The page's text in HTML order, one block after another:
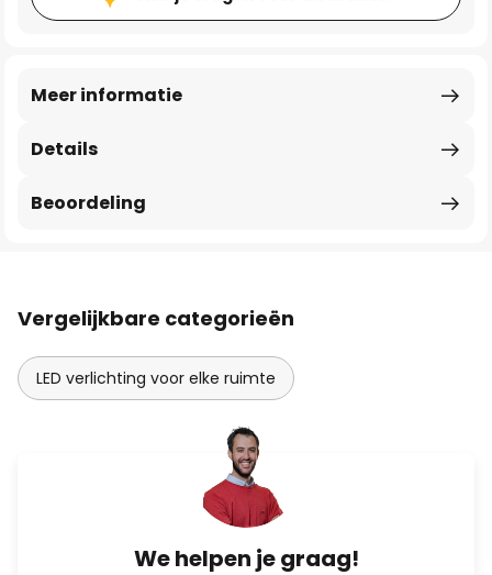
Details
Meer informatie
Beoordeling
Vergelijkbare categorieën
LED verlichting voor elke ruimte
We helpen je graag!